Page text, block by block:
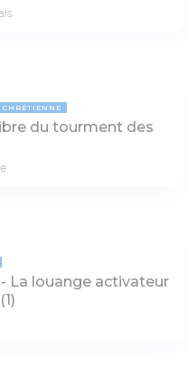
du tourment des
La louange activateur